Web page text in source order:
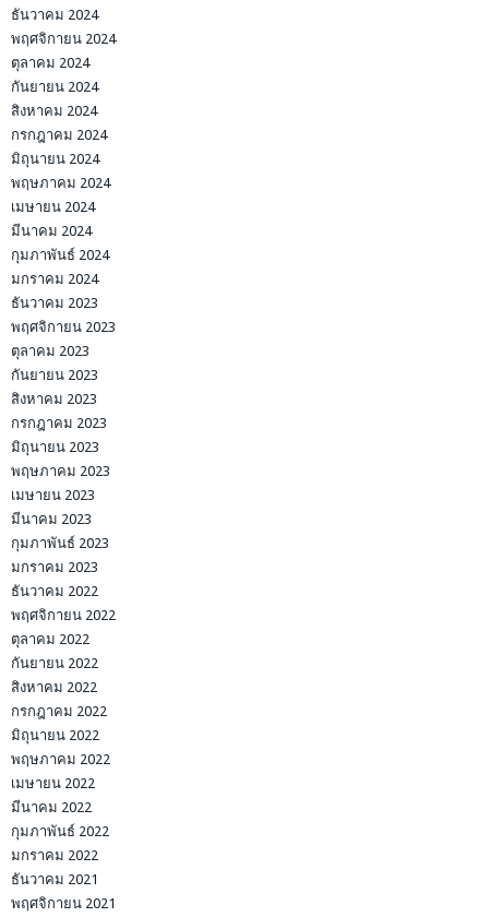
ธันวาคม 2024
พฤศจิกายน 2024
ตุลาคม 2024
กันยายน 2024
สิงหาคม 2024
กรกฎาคม 2024
มิถุนายน 2024
พฤษภาคม 2024
เมษายน 2024
มีนาคม 2024
กุมภาพันธ์ 2024
มกราคม 2024
ธันวาคม 2023
พฤศจิกายน 2023
ตุลาคม 2023
กันยายน 2023
สิงหาคม 2023
กรกฎาคม 2023
มิถุนายน 2023
พฤษภาคม 2023
เมษายน 2023
มีนาคม 2023
กุมภาพันธ์ 2023
มกราคม 2023
ธันวาคม 2022
พฤศจิกายน 2022
ตุลาคม 2022
กันยายน 2022
สิงหาคม 2022
กรกฎาคม 2022
มิถุนายน 2022
พฤษภาคม 2022
เมษายน 2022
มีนาคม 2022
กุมภาพันธ์ 2022
มกราคม 2022
ธันวาคม 2021
พฤศจิกายน 2021